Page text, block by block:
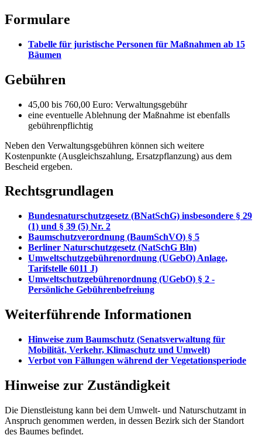
Formulare
Tabelle für juristische Personen für Maßnahmen ab 15
Bäumen
Gebühren
45,00 bis 760,00 Euro: Verwaltungsgebühr
eine eventuelle Ablehnung der Maßnahme ist ebenfalls
gebührenpflichtig
Neben den Verwaltungsgebühren können sich weitere
Kostenpunkte (Ausgleichszahlung, Ersatzpflanzung) aus dem
Bescheid ergeben.
Rechtsgrundlagen
Bundesnaturschutzgesetz (BNatSchG) insbesondere § 29
(1) und § 39 (5) Nr. 2
Baumschutzverordnung (BaumSchVO) § 5
Berliner Naturschutzgesetz (NatSchG Bln)
Umweltschutzgebührenordnung (UGebO) Anlage,
Tarifstelle 6011 J)
Umweltschutzgebührenordnung (UGebO) § 2 -
Persönliche Gebührenbefreiung
Weiterführende Informationen
Hinweise zum Baumschutz (Senatsverwaltung für
Mobilität, Verkehr, Klimaschutz und Umwelt)
Verbot von Fällungen während der Vegetationsperiode
Hinweise zur Zuständigkeit
Die Dienstleistung kann bei dem Umwelt- und Naturschutzamt in
Anspruch genommen werden, in dessen Bezirk sich der Standort
des Baumes befindet.